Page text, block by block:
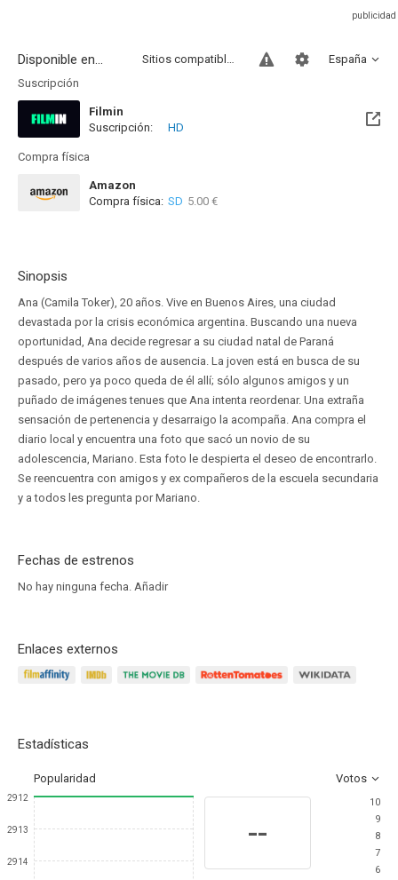
Disponible en... España
Sitios compatibles
Suscripción
Filmin
Disponible hasta el Mié, 31 Dic 2031 (Quedan 5 años)
Suscripción: HD
Compra física
Amazon
Compra física: SD 5.00 €
Sinopsis
Ana (Camila Toker), 20 años. Vive en Buenos Aires, una ciudad
devastada por la crisis económica argentina. Buscando una nueva
oportunidad, Ana decide regresar a su ciudad natal de Paraná
después de varios años de ausencia. La joven está en busca de su
pasado, pero ya poco queda de él allí; sólo algunos amigos y un
puñado de imágenes tenues que Ana intenta reordenar. Una extraña
sensación de pertenencia y desarraigo la acompaña. Ana compra el
diario local y encuentra una foto que sacó un novio de su
adolescencia, Mariano. Esta foto le despierta el deseo de encontrarlo.
Se reencuentra con amigos y ex compañeros de la escuela secundaria
y a todos les pregunta por Mariano.
Fechas de estrenos
No hay ninguna fecha. Añadir
Enlaces externos
Estadísticas
Popularidad Votos
2912
2913
2914
--
10
9
8
7
6